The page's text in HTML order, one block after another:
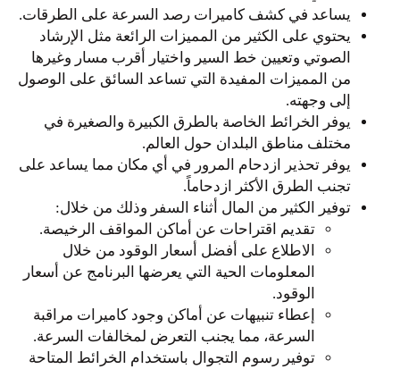
يساعد في كشف كاميرات رصد السرعة على الطرقات.
يحتوي على الكثير من المميزات الرائعة مثل الإرشاد
الصوتي وتعيين خط السير واختيار أقرب مسار وغيرها
من المميزات المفيدة التي تساعد السائق على الوصول
إلى وجهته.
يوفر الخرائط الخاصة بالطرق الكبيرة والصغيرة في
مختلف مناطق البلدان حول العالم.
يوفر تحذير ازدحام المرور في أي مكان مما يساعد على
تجنب الطرق الأكثر ازدحاماً.
توفير الكثير من المال أثناء السفر وذلك من خلال:
تقديم اقتراحات عن أماكن المواقف الرخيصة.
الاطلاع على أفضل أسعار الوقود من خلال
المعلومات الحية التي يعرضها البرنامج عن أسعار
الوقود.
إعطاء تنبيهات عن أماكن وجود كاميرات مراقبة
السرعة، مما يجنب التعرض لمخالفات السرعة.
توفير رسوم التجوال باستخدام الخرائط المتاحة